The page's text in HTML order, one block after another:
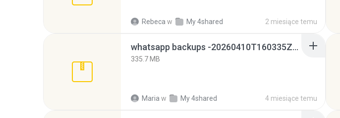
Rebeca w My 4shared 2 miesiące temu
whatsapp backups -20260410T160335Z-3-001.zip
335.7 MB
Maria w My 4shared 4 miesiące temu